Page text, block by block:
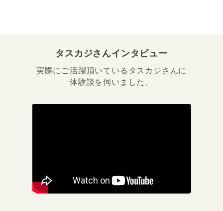
タスカジさんインタビュー
実際にご活躍頂いているタスカジさんに
体験談を伺いました。